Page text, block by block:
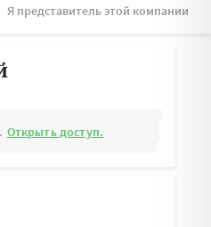
Я представитель этой компании
Открыть доступ.